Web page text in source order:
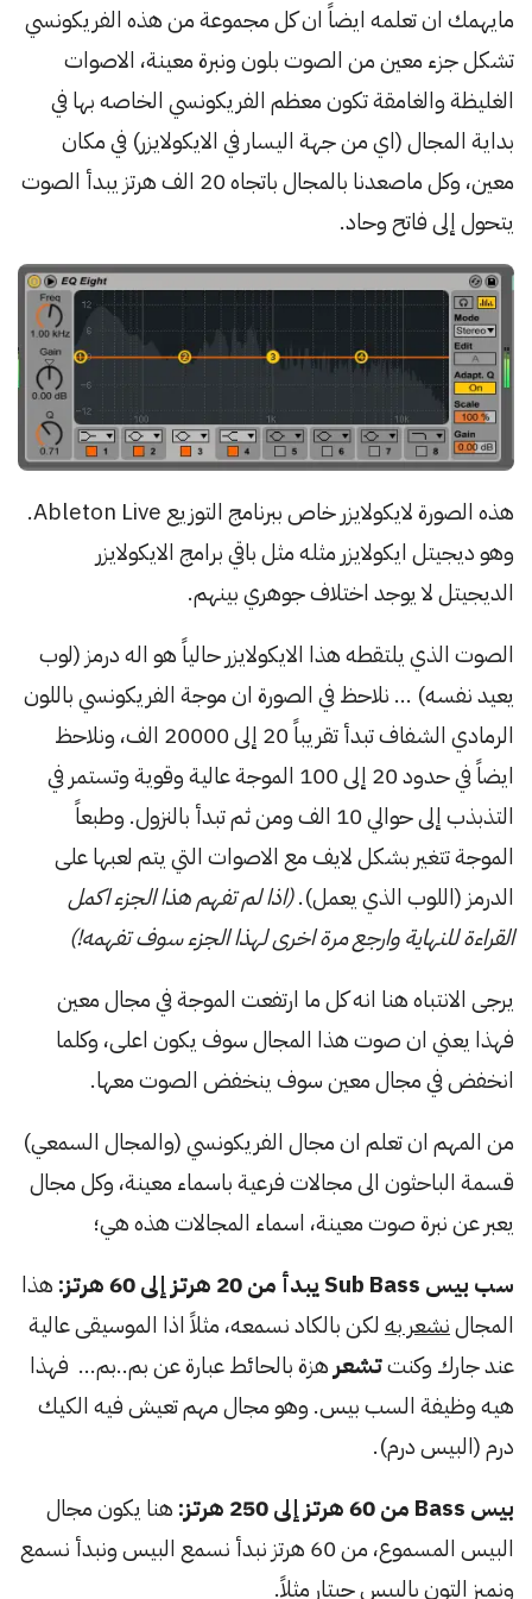
مايهمك ان تعلمه ايضاً ان كل مجموعة من هذه الفريكونسي
تشكل جزء معين من الصوت بلون ونبرة معينة، الاصوات
الغليظة والغامقة تكون معظم الفريكونسي الخاصه بها في
بداية المجال (اي من جهة اليسار في الايكولايزر) في مكان
معين، وكل ماصعدنا بالمجال باتجاه 20 الف هرتز يبدأ الصوت
يتحول إلى فاتح وحاد.
هذه الصورة لايكولايزر خاص ببرنامج التوزيع Ableton Live.
وهو ديجيتل ايكولايزر مثله مثل باقي برامج الايكولايزر
الديجيتل لا يوجد اختلاف جوهري بينهم.
الصوت الذي يلتقطه هذا الايكولايزر حالياً هو اله درمز (لوب
يعيد نفسه) … نلاحظ في الصورة ان موجة الفريكونسي باللون
الرمادي الشفاف تبدأ تقريباً 20 إلى 20000 الف، ونلاحظ
ايضاً في حدود 20 إلى 100 الموجة عالية وقوية وتستمر في
التذبذب إلى حوالي 10 الف ومن ثم تبدأ بالنزول. وطبعاً
الموجة تتغير بشكل لايف مع الاصوات التي يتم لعبها على
الدرمز (اللوب الذي يعمل).(اذا لم تفهم هذا الجزء اكمل
القراءة للنهاية وارجع مرة اخرى لهذا الجزء سوف تفهمه!)
يرجى الانتباه هنا انه كل ما ارتفعت الموجة في مجال معين
فهذا يعني ان صوت هذا المجال سوف يكون اعلى، وكلما
انخفض في مجال معين سوف ينخفض الصوت معها.
من المهم ان تعلم ان مجال الفريكونسي (والمجال السمعي)
قسمة الباحثون الى مجالات فرعية باسماء معينة، وكل مجال
يعبر عن نبرة صوت معينة، اسماء المجالات هذه هي؛
سب بيس Sub Bass يبدأ من 20 هرتز إلى 60 هرتز:
هذا
المجالنشعر به لكن بالكاد نسمعه، مثلاً اذا الموسيقى عالية
عند جارك وكنتتشعرهزة بالحائط عبارة عن بم..بم… فهذا
هيه وظيفة السب بيس. وهو مجال مهم تعيش فيه الكيك
درم (البيس درم).
بيس Bass من 60 هرتز إلى 250 هرتز:
هنا يكون مجال
البيس المسموع، من 60 هرتز نبدأ نسمع البيس ونبدأ نسمع
ونميز التون بالبيس جيتار مثلاً.